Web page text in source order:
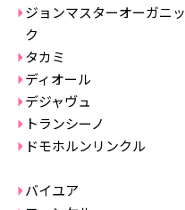
ジョンマスターオーガニッ
ク
タカミ
ディオール
デジャヴュ
トランシーノ
ドモホルンリンクル
バイユア